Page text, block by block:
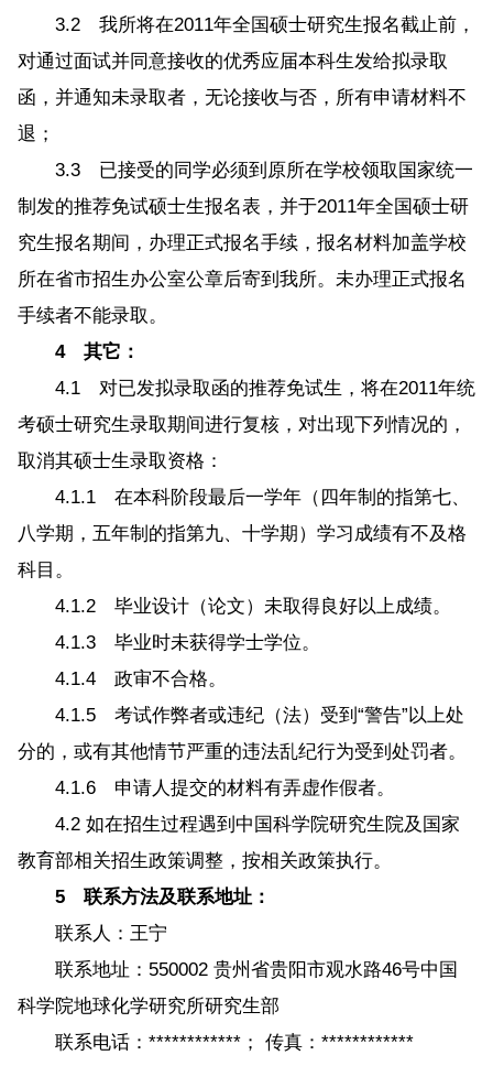
3.2 我所将在2011年全国硕士研究生报名截止前，
对通过面试并同意接收的优秀应届本科生发给拟录取
函，并通知未录取者，无论接收与否，所有申请材料不
退；
3.3 已接受的同学必须到原所在学校领取国家统一
制发的推荐免试硕士生报名表，并于2011年全国硕士研
究生报名期间，办理正式报名手续，报名材料加盖学校
所在省市招生办公室公章后寄到我所。未办理正式报名
手续者不能录取。
4 其它：
4.1 对已发拟录取函的推荐免试生，将在2011年统
考硕士研究生录取期间进行复核，对出现下列情况的，
取消其硕士生录取资格：
4.1.1 在本科阶段最后一学年（四年制的指第七、
八学期，五年制的指第九、十学期）学习成绩有不及格
科目。
4.1.2 毕业设计（论文）未取得良好以上成绩。
4.1.3 毕业时未获得学士学位。
4.1.4 政审不合格。
4.1.5 考试作弊者或违纪（法）受到“警告”以上处
分的，或有其他情节严重的违法乱纪行为受到处罚者。
4.1.6 申请人提交的材料有弄虚作假者。
4.2 如在招生过程遇到中国科学院研究生院及国家
教育部相关招生政策调整，按相关政策执行。
5 联系方法及联系地址：
联系人：王宁
联系地址：550002 贵州省贵阳市观水路46号中国
科学院地球化学研究所研究生部
联系电话：************； 传真：************